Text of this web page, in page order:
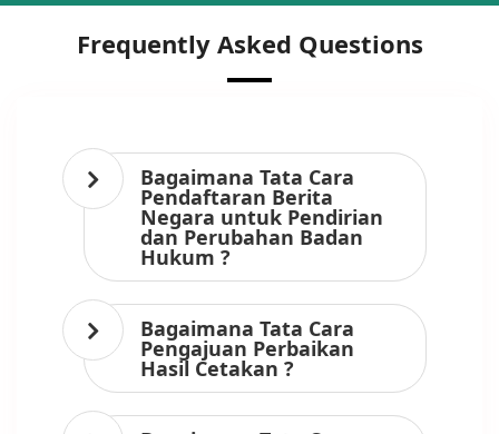
Frequently Asked Questions
Bagaimana Tata Cara
Pendaftaran Berita
Negara untuk Pendirian
dan Perubahan Badan
Hukum ?
Bagaimana Tata Cara
Pengajuan Perbaikan
Hasil Cetakan ?